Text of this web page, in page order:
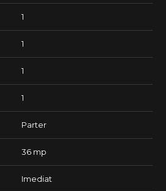
mobilier de bucătărie inclus.
1
1
1
1
Parter
36 mp
Imediat